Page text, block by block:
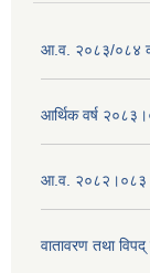
आ.व. २०८३/०८४
आर्थिक वर्ष
आ.व. २०८२।०८३ को
वातावरण तथा